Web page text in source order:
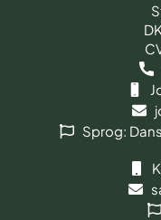
Sprog: